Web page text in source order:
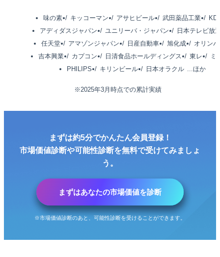
味の素 キッコーマン アサヒビール 武田薬品工業
アディダスジャパン
ユニリーバ・ジャパン
日本テレビ放
任天堂
アマゾンジャパン 日産自動車 旭化成
オリン
吉本興業
カプコン 日清食品ホールディングス 東レ
ミ
PHILIPS
キリンビール 日本オラクル
※ 2025年3 月時点での累計実績
まずは約5分でかんたん会員登録！
市場価値診断や可能性診断を無料で受けてみましょ
う。
まずはあなたの市場価値を診断
※市場価値診断のあと、可能性診断を受けることができます。